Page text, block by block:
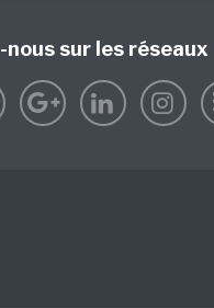
nous sur les réseaux